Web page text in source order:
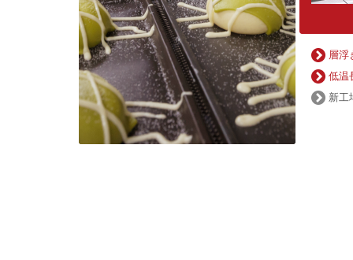
層浮
低温
新工